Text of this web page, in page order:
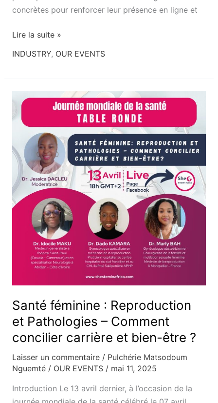
concrètes pour renforcer leur présence en ligne et
Lire la suite »
INDUSTRY, OUR EVENTS
Santé féminine : Reproduction
et Pathologies – Comment
concilier carrière et bien-être ?
Laisser un commentaire / Pulchérie Matsodoum
Nguemté / OUR EVENTS/ mai 11, 2025
Introduction Le 13 avril dernier, à l’occasion de la
Santé
féminine
Reproduction
et
Pathologies
Comment
concilier
carrière